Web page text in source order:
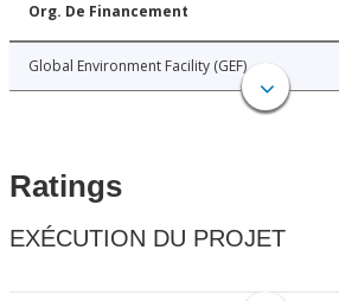
Org. De Financement
Global Environment Facility (GEF)
Ratings
EXÉCUTION DU PROJET